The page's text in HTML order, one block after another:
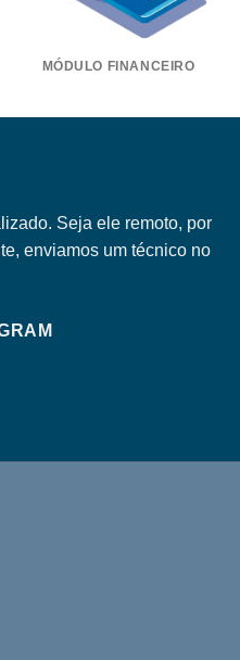
MÓDULO FINANCEIRO
Seja ele remoto, por
enviamos um técnico no